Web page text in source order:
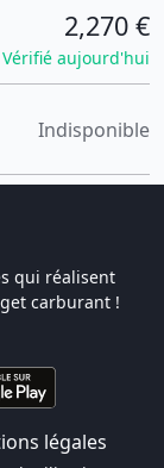
2,270 €
Vérifié aujourd'hui
Indisponible
qui réalisent
carburant !
légales